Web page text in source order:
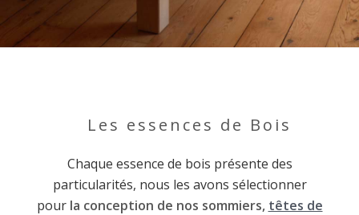
Les essences de Bois
Chaque essence de bois présente des
particularités, nous les avons sélectionner
pourla conception de nos sommiers, têtes de